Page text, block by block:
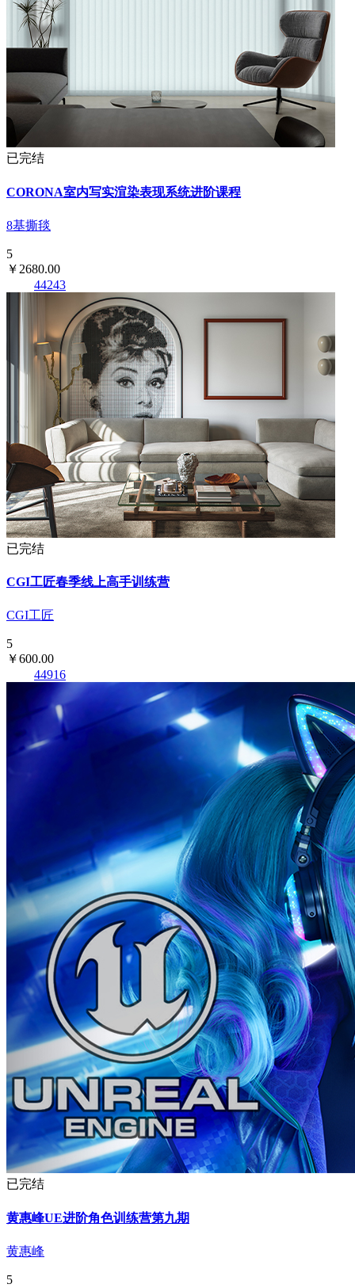
已完结
CORONA室内写实渲染表现系统进阶课程
8基撕毯
5
￥2680.00
44243
已完结
CGI工匠春季线上高手训练营
CGI工匠
5
￥600.00
44916
已完结
黄惠峰UE进阶角色训练营第九期
黄惠峰
5